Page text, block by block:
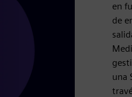
en
de
una